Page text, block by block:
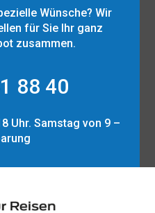
Wünsche? Wir
für Sie Ihr ganz
zusammen.
88 40
Uhr. Samstag von 9 –